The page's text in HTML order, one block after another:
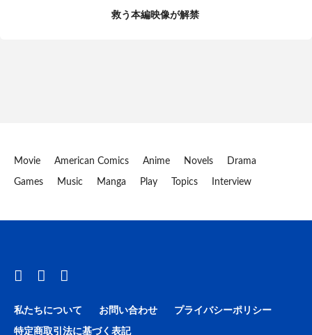
救う本編映像が解禁
Movie American Comics Anime Novels Drama
Games Music Manga Play Topics Interview
私たちについて お問い合わせ プライバシーポリシー
特定商取引法に基づく表記